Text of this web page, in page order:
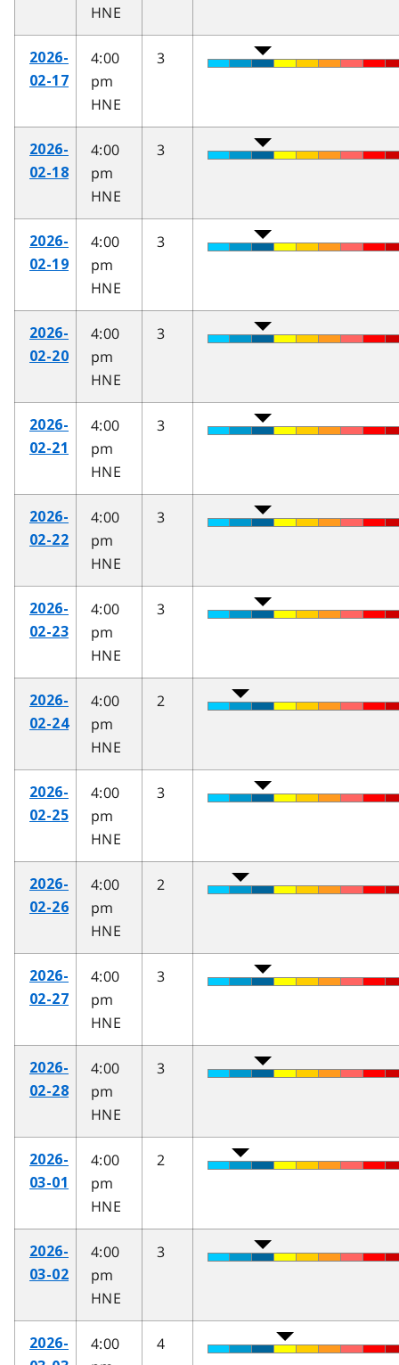
HNE
2026-
02-17
4:00
pm
HNE
3
2026-
02-18
4:00
pm
HNE
3
2026-
02-19
4:00
pm
HNE
3
2026-
02-20
4:00
pm
HNE
3
2026-
02-21
4:00
pm
HNE
3
2026-
02-22
4:00
pm
HNE
3
2026-
02-23
4:00
pm
HNE
3
2026-
02-24
4:00
pm
HNE
2
2026-
02-25
4:00
pm
HNE
3
2026-
02-26
4:00
pm
HNE
2
2026-
02-27
4:00
pm
HNE
3
2026-
02-28
4:00
pm
HNE
3
2026-
03-01
4:00
pm
HNE
2
2026-
03-02
4:00
pm
HNE
3
2026-
4:00
4